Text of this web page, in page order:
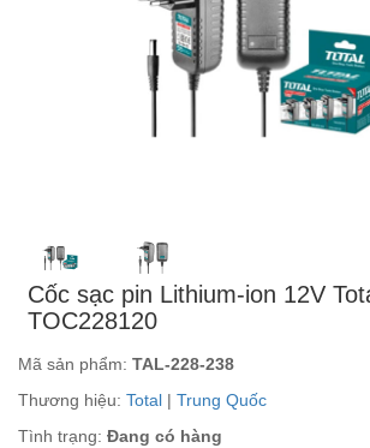
Cốc sạc pin Lithium-ion 12V
TOC228120
Mã sản phẩm: TAL-228-238
Thương hiệu: Total | Trung Quốc
Tình trạng: Đang có hàng